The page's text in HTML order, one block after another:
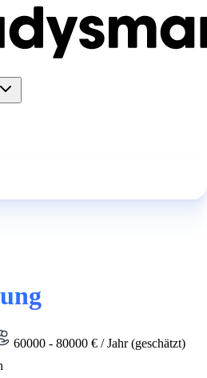
60000 - 80000 € / Jahr (geschätzt)